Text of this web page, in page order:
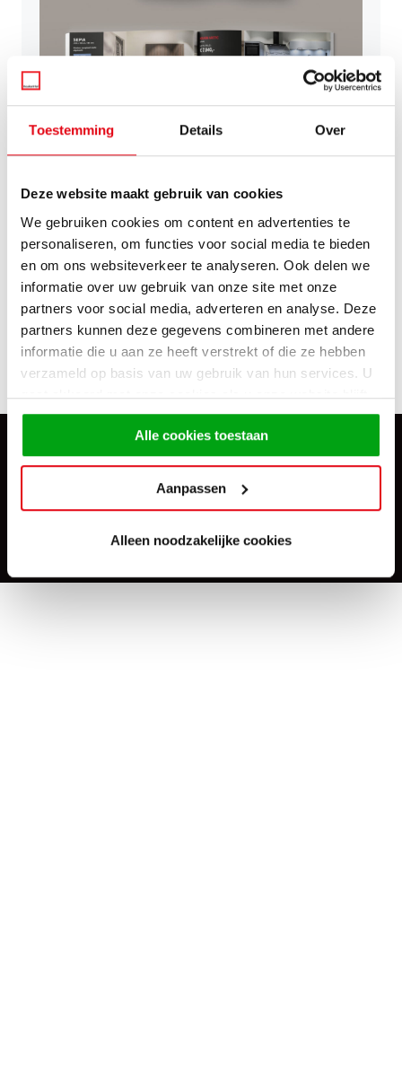
Toestemming Details Over
Deze website maakt gebruik van cookies
We gebruiken cookies om content en advertenties te
personaliseren, om functies voor social media te bieden
en om ons websiteverkeer te analyseren. Ook delen we
informatie over uw gebruik van onze site met onze
partners voor social media, adverteren en analyse. Deze
partners kunnen deze gegevens combineren met andere
informatie die u aan ze heeft verstrekt of die ze hebben
verzameld op basis van uw gebruik van hun services. U
gaat akkoord met onze cookies als u onze website blijft
gebruiken.
Alle cookies toestaan
Aanpassen
Alleen noodzakelijke cookies
Vraag ons inspiratieboek aan
Bent u op zoek naar keukeninspiratie? Ons magazine
bevat boordevol informatie over keukenstijlen, een
greep uit onze collecties, gerealiseerde keukens en
meer!
Magazine aanvragen
Directde
laagste prijs
Altijd goedkoper
dan opinternet
incl. apparatuur
Keukens geprijsd
zoalsopgesteld
prijsgarantie